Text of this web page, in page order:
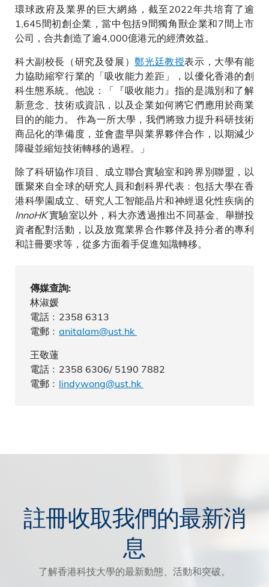
環球政府及業界的巨大網絡，截至2022年共培育了逾
1,645間初創企業，當中包括9間獨角獸企業和7間上市
公司，合共創造了逾4,000億港元的經濟效益。
科大副校長（研究及發展）鄭光廷教授表示，大學有能
力協助縮窄行業的「吸收能力差距」，以優化香港的創
科生態系統。他說：「『吸收能力』指的是識別和了解
新意念、技術或資訊，以及企業如何將它們應用於商業
目的的能力。 作為一所大學，我們將致力提升科研技術
商品化的準備度，並會盡早與業界夥伴合作，以期減少
障礙並縮短技術轉移的過程。」
除了科研協作項目、成立聯合實驗室和跨界別聯盟，以
匯聚來自全球的研究人員和創科界代表﹕包括大學在香
港科學園成立、研究人工智能晶片和神經退化性疾病的
InnoHK實驗室以外，科大亦透過推出不同基金、舉辦投
資者配對活動，以及放寬業界合作夥伴及持分者的專利
和註冊要求等，從多方面着手促進知識轉移。
傳媒查詢:
林淑媛
電話﹕2358 6313
電郵﹕ anitalam@ust.hk
王敬蓮
電話﹕2358 6306/ 5190 7882
電郵﹕ lindywong@ust.hk
註冊收取我們的最新消
息
了解香港科技大學的最新動態、活動和突破。